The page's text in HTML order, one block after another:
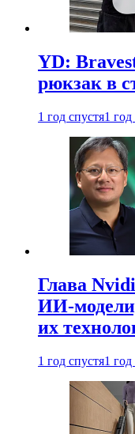
YD:
рюкзак в
1 год спустя1 год
Глава
ИИ-
их
1 год спустя1 год